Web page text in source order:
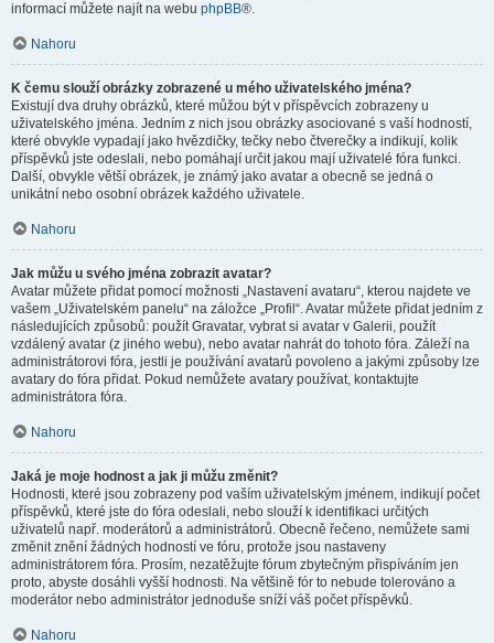
informací můžete najít na webu phpBB®.
Nahoru
K čemu slouží obrázky zobrazené u mého uživatelského jména?
Existují dva druhy obrázků, které můžou být v příspěvcích zobrazeny u
uživatelského jména. Jedním z nich jsou obrázky asociované s vaší hodností,
které obvykle vypadají jako hvězdičky, tečky nebo čtverečky a indikují, kolik
příspěvků jste odeslali, nebo pomáhají určit jakou mají uživatelé fóra funkci.
Další, obvykle větší obrázek, je známý jako avatar a obecně se jedná o
unikátní nebo osobní obrázek každého uživatele.
Nahoru
Jak můžu u svého jména zobrazit avatar?
Avatar můžete přidat pomocí možnosti „Nastavení avataru“, kterou najdete ve
vašem „Uživatelském panelu“ na záložce „Profil“. Avatar můžete přidat jedním z
následujících způsobů: použít Gravatar, vybrat si avatar v Galerii, použít
vzdálený avatar (z jiného webu), nebo avatar nahrát do tohoto fóra. Záleží na
administrátorovi fóra, jestli je používání avatarů povoleno a jakými způsoby lze
avatary do fóra přidat. Pokud nemůžete avatary používat, kontaktujte
administrátora fóra.
Nahoru
Jaká je moje hodnost a jak ji můžu změnit?
Hodnosti, které jsou zobrazeny pod vaším uživatelským jménem, indikují počet
příspěvků, které jste do fóra odeslali, nebo slouží k identifikaci určitých
uživatelů např. moderátorů a administrátorů. Obecně řečeno, nemůžete sami
změnit znění žádných hodností ve fóru, protože jsou nastaveny
administrátorem fóra. Prosím, nezatěžujte fórum zbytečným přispíváním jen
proto, abyste dosáhli vyšší hodnosti. Na většině fór to nebude tolerováno a
moderátor nebo administrátor jednoduše sníží váš počet příspěvků.
Nahoru